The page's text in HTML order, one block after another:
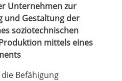
Unternehmen zur
und Gestaltung der
soziotechnischen
mittels eines
die Befähigung